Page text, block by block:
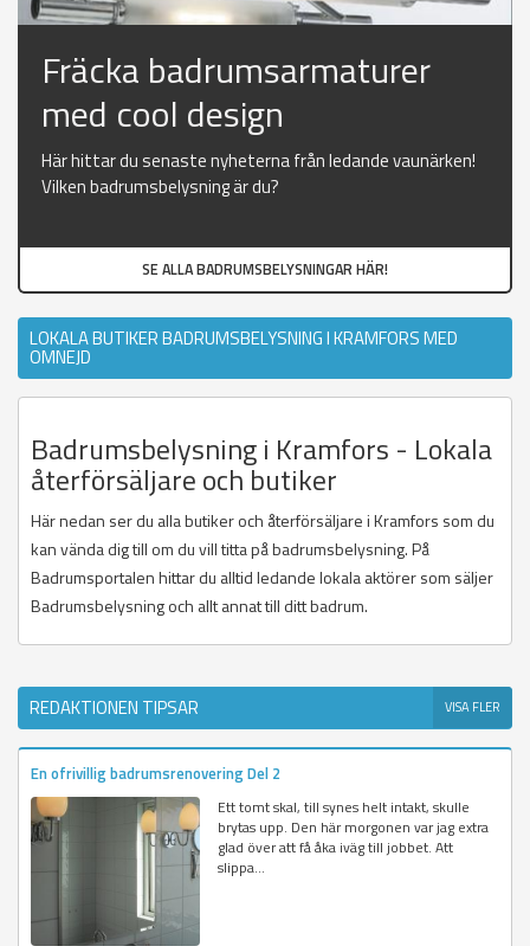
Fräcka badrumsarmaturer
med cool design
Här hittar du senaste nyheterna från ledande vaunärken!
Vilken badrumsbelysning är du?
SE ALLA BADRUMSBELYSNINGAR HÄR!
LOKALA BUTIKER BADRUMSBELYSNING I KRAMFORS MED
OMNEJD
Badrumsbelysning i Kramfors - Lokala
återförsäljare och butiker
Här nedan ser du alla butiker och återförsäljare i Kramfors som du
kan vända dig till om du vill titta på badrumsbelysning. På
Badrumsportalen hittar du alltid ledande lokala aktörer som säljer
Badrumsbelysning och allt annat till ditt badrum.
REDAKTIONEN TIPSAR VISA FLER
En ofrivillig badrumsrenovering Del 2
Ett tomt skal, till synes helt intakt, skulle
brytas upp. Den här morgonen var jag extra
glad över att få åka iväg till jobbet. Att
slippa...